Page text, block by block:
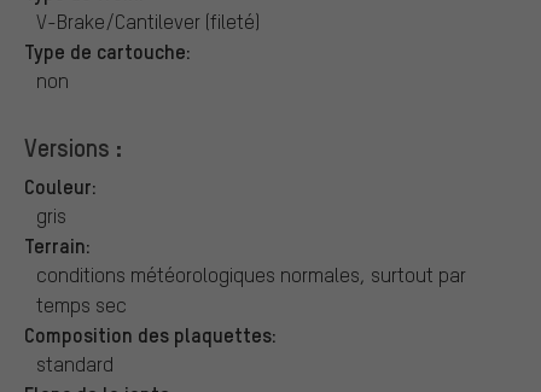
V-Brake/Cantilever (fileté)
Type de cartouche:
non
Versions :
Couleur:
gris
Terrain:
conditions météorologiques normales, surtout par
temps sec
Composition des plaquettes:
standard